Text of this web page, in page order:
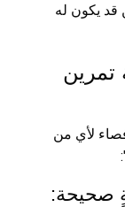
قد يكون له
تمرين
لأي من